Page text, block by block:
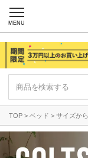
MENU
TOP ベッド サイズか